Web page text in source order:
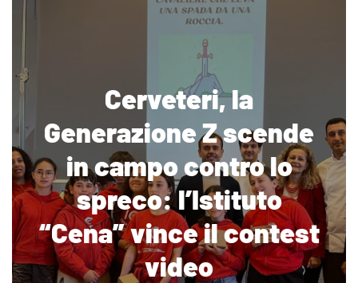
Cerveteri, la
Generazione Z scende
in campo contro lo
spreco: l’Istituto
“Cena” vince il contest
video